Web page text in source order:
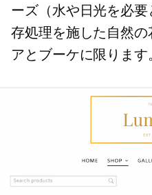
ーズ（水や日光を必
存処理を施した自然の
アとブーケに限ります